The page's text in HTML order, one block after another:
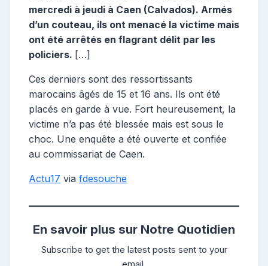
mercredi à jeudi à Caen (Calvados). Armés
d’un couteau, ils ont menacé la victime mais
ont été arrêtés en flagrant délit par les
policiers. […]
Ces derniers sont des ressortissants
marocains âgés de 15 et 16 ans. Ils ont été
placés en garde à vue. Fort heureusement, la
victime n’a pas été blessée mais est sous le
choc. Une enquête a été ouverte et confiée
au commissariat de Caen.
Actu17 via fdesouche
En savoir plus sur Notre Quotidien
Subscribe to get the latest posts sent to your